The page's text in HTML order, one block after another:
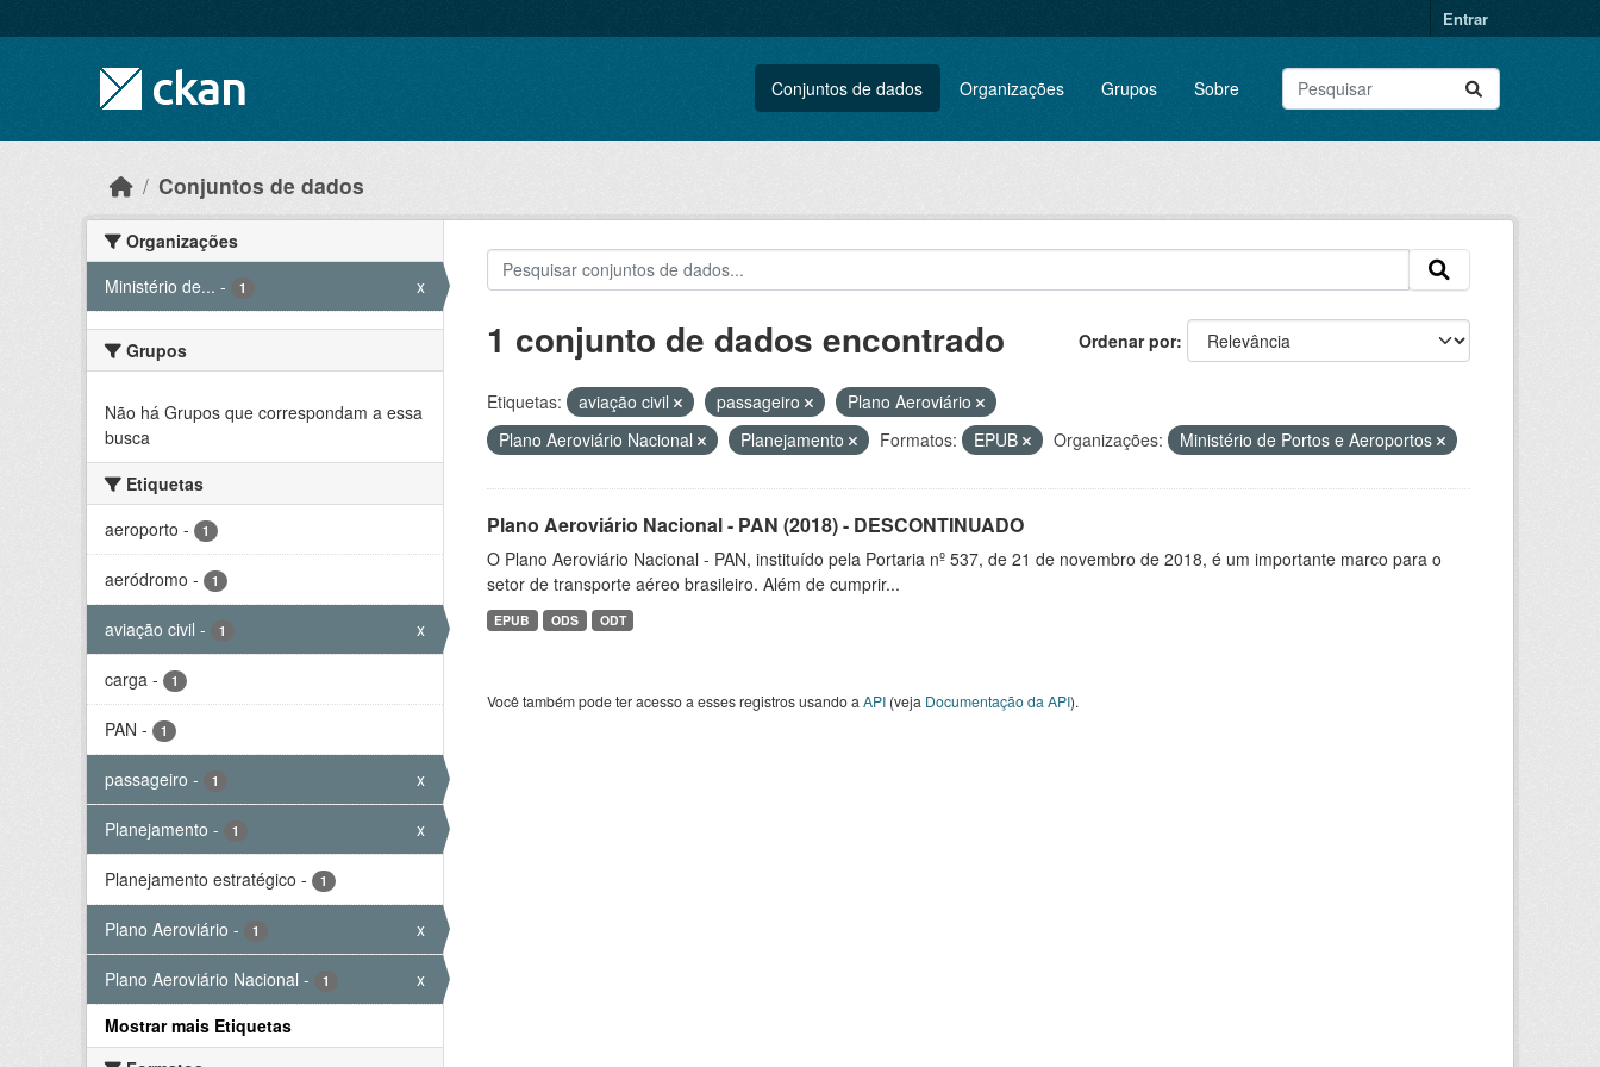
Entrar
Conjuntos de dados Organizações Grupos Sobre
Conjuntos de dados
Organizações
Ministério de... - 1 x
Grupos
Não há Grupos que correspondam a essa
busca
Etiquetas
aeroporto - 1
aeródromo - 1
aviação civil - 1 x
carga - 1
PAN - 1
passageiro - 1 x
Planejamento - 1 x
Planejamento estratégico - 1
Plano Aeroviário - 1 x
Plano Aeroviário Nacional - 1
x
Mostrar mais Etiquetas
Ordenar por
1 conjunto de dados encontrado
Etiquetas: aviação civil passageiro
Plano Aeroviário
Plano Aeroviário Nacional
Planejamento Formatos: EPUB Organizações: Ministério de Portos e Aeroportos
Plano Aeroviário Nacional - PAN (2018) - DESCONTINUADO
O Plano Aeroviário Nacional - PAN, instituído pela Portaria nº 537, de 21 de novembro de 2018, é um importante marco para o
setor de transporte aéreo brasileiro. Além de cumprir...
EPUB ODS ODT
Você também pode ter acesso a esses registros usando a API(veja Documentação da API).